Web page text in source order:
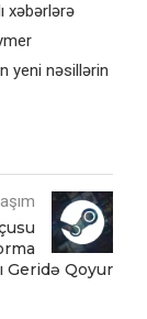
xəbərlərə
yeni nəsillərin
Geridə Qoyur